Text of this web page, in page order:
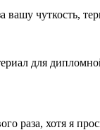
за вашу
для
раза, хотя я